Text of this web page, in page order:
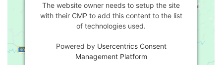
The website owner needs to setup the site
with their CMP to add this content to the list
of technologies used.
Powered by Usercentrics Consent
Management Platform